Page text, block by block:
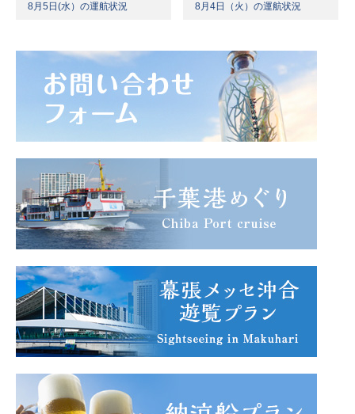
8月5日(水）の運航状況 8月4日（火）の運航状況